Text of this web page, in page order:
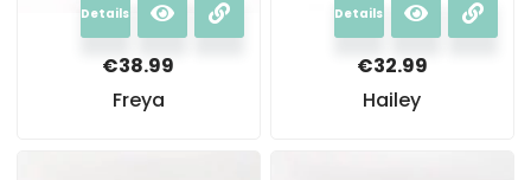
Details
€38.99
Freya
Details
€32.99
Hailey